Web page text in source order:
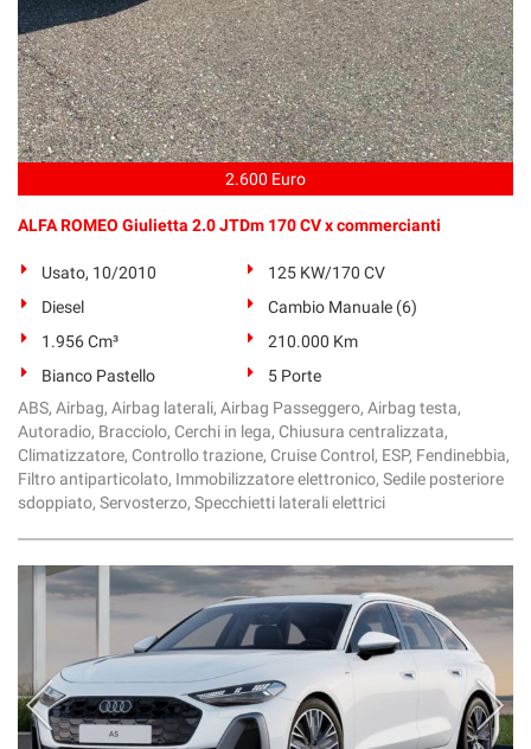
2.600 Euro
ALFA ROMEO Giulietta 2.0 JTDm 170 CV x commercianti
Usato, 10/2010
125 KW/170 CV
Diesel
Cambio Manuale (6)
1.956 Cm³
210.000 Km
Bianco Pastello
5 Porte
ABS, Airbag, Airbag laterali, Airbag Passeggero, Airbag testa,
Autoradio, Bracciolo, Cerchi in lega, Chiusura centralizzata,
Climatizzatore, Controllo trazione, Cruise Control, ESP, Fendinebbia,
Filtro antiparticolato, Immobilizzatore elettronico, Sedile posteriore
sdoppiato, Servosterzo, Specchietti laterali elettrici